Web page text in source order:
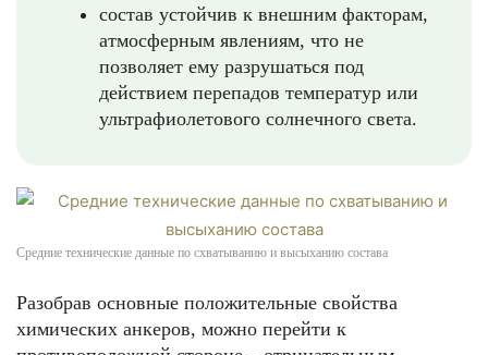
состав устойчив к внешним факторам,
атмосферным явлениям, что не
позволяет ему разрушаться под
действием перепадов температур или
ультрафиолетового солнечного света.
Средние технические данные по схватыванию и высыханию состава
Разобрав основные положительные свойства
химических анкеров, можно перейти к